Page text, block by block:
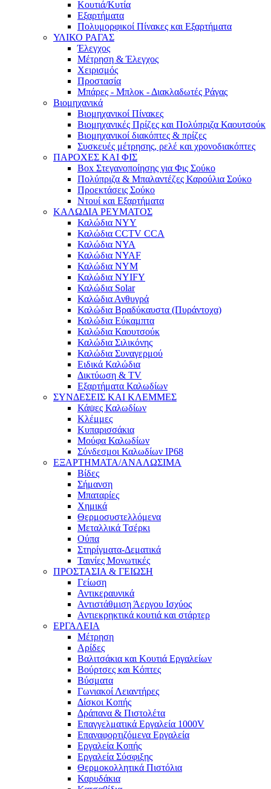
Κουτιά/Κυτία
Εξαρτήματα
Πολυμορφικοί Πίνακες και Εξαρτήματα
ΥΛΙΚΟ ΡΑΓΑΣ
Έλεγχος
Μέτρηση & Έλεγχος
Χειρισμός
Προστασία
Μπάρες - Μπλοκ - Διακλαδωτές Ράγας
Βιομηχανικά
Βιομηχανικοί Πίνακες
Βιομηχανικές Πρίζες και Πολύπριζα Καουτσούκ
Βιομηχανικοί διακόπτες & πρίζες
Συσκευές μέτρησης, ρελέ και χρονοδιακόπτες
ΠΑΡΟΧΕΣ ΚΑΙ ΦΙΣ
Box Στεγανοποίησης για Φις Σούκο
Πολύπριζα & Μπαλαντέζες Καρούλια Σούκο
Προεκτάσεις Σούκο
Ντουί και Εξαρτήματα
ΚΑΛΩΔΙΑ ΡΕΥΜΑΤΟΣ
Καλώδια NYY
Καλώδια CCTV CCA
Καλώδια NYA
Καλώδια NYAF
Καλώδια NYM
Καλώδια NYIFY
Καλώδια Solar
Καλώδια Ανθυγρά
Καλώδια Βραδύκαυστα (Πυράντοχα)
Καλώδια Εύκαμπτα
Καλώδια Καουτσούκ
Καλώδια Σιλικόνης
Καλώδια Συναγερμού
Ειδικά Καλώδια
Δικτύωση & TV
Εξαρτήματα Καλωδίων
ΣΥΝΔΕΣΕΙΣ ΚΑΙ ΚΛΕΜΜΕΣ
Κάψες Καλωδίων
Κλέμμες
Κυπαρισσάκια
Μούφα Καλωδίων
Σύνδεσμοι Καλωδίων IP68
ΕΞΑΡΤΗΜΑΤΑ/ΑΝΑΛΩΣΙΜΑ
Βίδες
Σήμανση
Μπαταρίες
Χημικά
Θερμοσυστελλόμενα
Μεταλλικά Τσέρκι
Ούπα
Στηρίγματα-Δεματικά
Ταινίες Μονωτικές
ΠΡΟΣΤΑΣΙΑ & ΓΕΙΩΣΗ
Γείωση
Αντικεραυνικά
Αντιστάθμιση Άεργου Ισχύος
Αντιεκρηκτικά κουτιά και στάρτερ
ΕΡΓΑΛΕΙΑ
Μέτρηση
Αρίδες
Βαλιτσάκια και Κουτιά Εργαλείων
Βούρτσες και Κόπτες
Βύσματα
Γωνιακοί Λειαντήρες
Δίσκοι Κοπής
Δράπανα & Πιστολέτα
Επαγγελματικά Εργαλεία 1000V
Επαναφορτιζόμενα Εργαλεία
Εργαλεία Κοπής
Εργαλεία Σύσφιξης
Θερμοκολλητικά Πιστόλια
Καρυδάκια